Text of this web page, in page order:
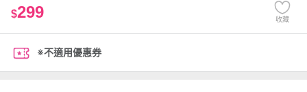
$299 收藏
※不適用優惠券